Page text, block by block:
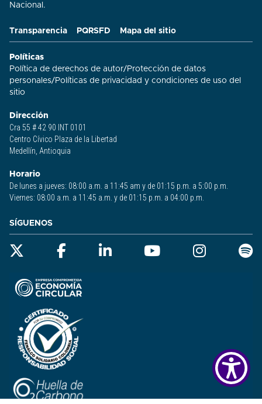
Transparencia PQRSFD Mapa del sitio
Políticas
Política de derechos de autor/Protección de datos
personales/Políticas de privacidad y condiciones de uso del
sitio​
Dirección
Cra 55 # 42 90 INT 0101
Centro Cívico Plaza de la Libertad
Medellín, Antioquia
Horario
De lunes a jueves: 08:00 a.m. a 11:45 am y de 01:15 p.m. a 5:00 p.m.
Viernes: 08:00 a.m. a 11:45 a.m. y de 01:15 p.m. a 04:00 p.m.
Nacional.
SÍGUENOS